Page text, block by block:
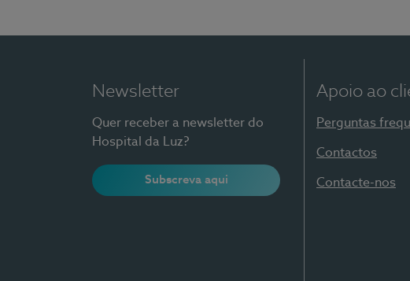
Newsletter
Quer receber a newsletter do
Hospital da Luz?
Subscreva aqui
Apoio ao
Perguntas
Contactos
Contacte-nos